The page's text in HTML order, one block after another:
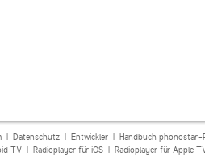
| Datenschutz| Entwickler| Handbuch phonostar-
TV| Radioplayer für iOS| Radioplayer für Apple